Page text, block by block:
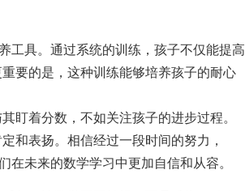
工具。通过系统的训练，孩子不仅能提高
要的是，这种训练能够培养孩子的耐心
盯着分数，不如关注孩子的进步过程。
和表扬。相信经过一段时间的努力，
在未来的数学学习中更加自信和从容。